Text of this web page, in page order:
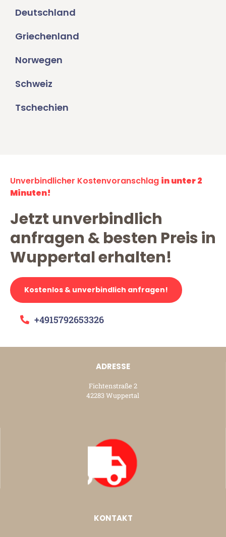
Deutschland
Griechenland
Norwegen
Schweiz
Tschechien
Unverbindlicher Kostenvoranschlag in unter 2
Minuten!
Jetzt unverbindlich
anfragen & besten Preis in
Wuppertal erhalten!
Kostenlos & unverbindlich anfragen!
+4915792653326
ADRESSE
Fichtenstraße 2
42283 Wuppertal
KONTAKT